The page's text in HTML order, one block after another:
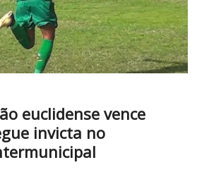
euclidense vence
invicta no